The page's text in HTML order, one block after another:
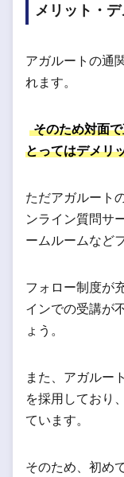
メリット・デ
アガルートの通
れます。
そのため対面
とってはデメリ
ただアガルート
ンライン質問サ
ームルームなど
フォロー制度が
インでの受講が
ょう。
また、アガルー
を採用しており
ています。
そのため、初め